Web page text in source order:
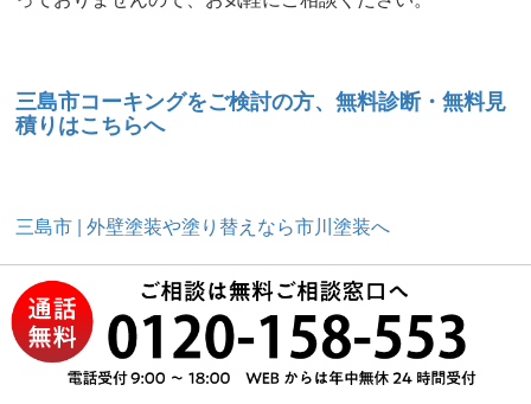
三島市コーキングをご検討の方、無料診断・無料見
積りはこちらへ
三島市 | 外壁塗装や塗り替えなら市川塗装へ